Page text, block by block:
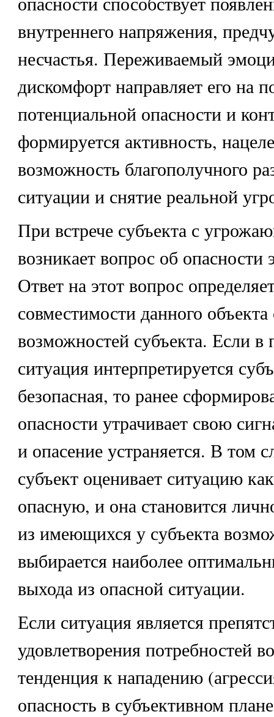
внутреннего напряжения,
несчастья. Переживаемый
дискомфорт направляет его на
потенциальной опасности и
формируется активность,
возможность благополучного
ситуации и снятие реальной
При встрече субъекта с
возникает вопрос об опасности
Ответ на этот вопрос
совместимости данного
возможностей субъекта. Если в
ситуация интерпретируется
безопасная, то ранее
опасности утрачивает свою
и опасение устраняется. В том
субъект оценивает ситуацию
опасную, и она становится
из имеющихся у субъекта
выбирается наиболее
выхода из опасной ситуации.
Если ситуация является
удовлетворения потребностей
тенденция к нападению
опасность в субъективном